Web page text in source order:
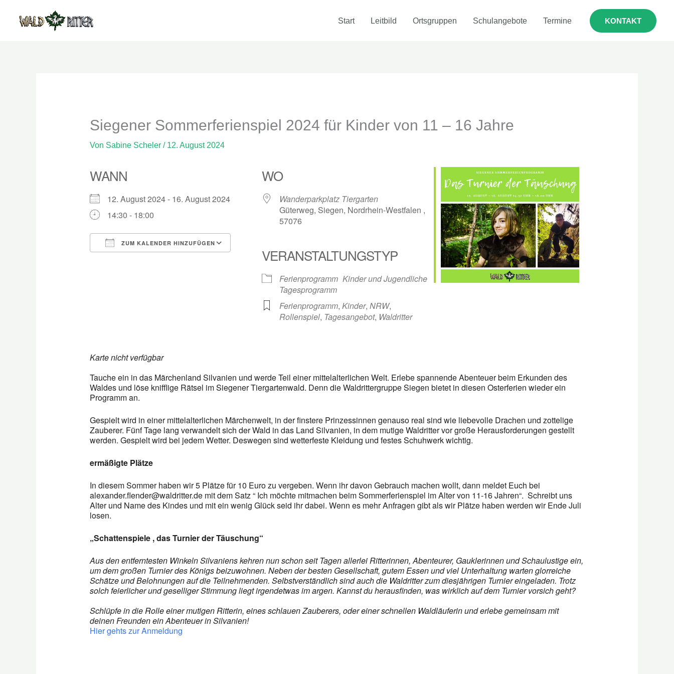
Start Leitbild Ortsgruppen Schulangebote Termine KONTAKT
Siegener Sommerferienspiel 2024 für Kinder von 11 – 16 Jahre
Von Sabine Scheler / 12. August 2024
WANN
12. August 2024 - 16. August 2024
14:30 - 18:00
ZUM KALENDER HINZUFÜGEN
Google Kalender iCalendar Office 365
WO
Wanderparkplatz Tiergarten
Güterweg, Siegen, Nordrhein-Westfalen ,
57076
VERANSTALTUNGSTYP
Ferienprogramm Kinder und Jugendliche
Tagesprogramm
Ferienprogramm, Kinder, NRW,
Rollenspiel, Tagesangebot, Waldritter
Karte nicht verfügbar
Tauche ein in das Märchenland Silvanien und werde Teil einer mittelalterlichen Welt. Erlebe spannende Abenteuer beim Erkunden des
Waldes und löse knifflige Rätsel im Siegener Tiergartenwald. Denn die Waldrittergruppe Siegen bietet in diesen Osterferien wieder ein
Programm an.
Gespielt wird in einer mittelalterlichen Märchenwelt, in der finstere Prinzessinnen genauso real sind wie liebevolle Drachen und zottelige
Zauberer. Fünf Tage lang verwandelt sich der Wald in das Land Silvanien, in dem mutige Waldritter vor große Herausforderungen gestellt
werden. Gespielt wird bei jedem Wetter. Deswegen sind wetterfeste Kleidung und festes Schuhwerk wichtig.
ermäßigte Plätze
In diesem Sommer haben wir 5 Plätze für 10 Euro zu vergeben. Wenn ihr davon Gebrauch machen wollt, dann meldet Euch bei
alexander.flender@waldritter.de mit dem Satz “ Ich möchte mitmachen beim Sommerferienspiel im Alter von 11-16 Jahren“. Schreibt uns
Alter und Name des Kindes und mit ein wenig Glück seid ihr dabei. Wenn es mehr Anfragen gibt als wir Plätze haben werden wir Ende Juli
losen.
„Schattenspiele , das Turnier der Täuschung“
Aus den entferntesten Winkeln Silvaniens kehren nun schon seit Tagen allerlei Ritterinnen, Abenteurer, Gauklerinnen und Schaulustige ein,
um dem großen Turnier des Königs beizuwohnen. Neben der besten Gesellschaft, gutem Essen und viel Unterhaltung warten glorreiche
Schätze und Belohnungen auf die Teilnehmenden. Selbstverständlich sind auch die Waldritter zum diesjährigen Turnier eingeladen. Trotz
solch feierlicher und geselliger Stimmung liegt irgendetwas im argen. Kannst du herausfinden, was wirklich auf dem Turnier vorsich geht?
Schlüpfe in die Rolle einer mutigen Ritterin, eines schlauen Zauberers, oder einer schnellen Waldläuferin und erlebe gemeinsam mit
deinen Freunden ein Abenteuer in Silvanien!
Hier gehts zur Anmeldung